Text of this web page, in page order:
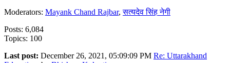
Moderators: Mayank Chand Rajbar,सत्यदेव सिंह नेगी
Posts: 6,084
Topics: 100
Last post: December 26, 2021, 05:09:09 PM Re: Uttarakhand